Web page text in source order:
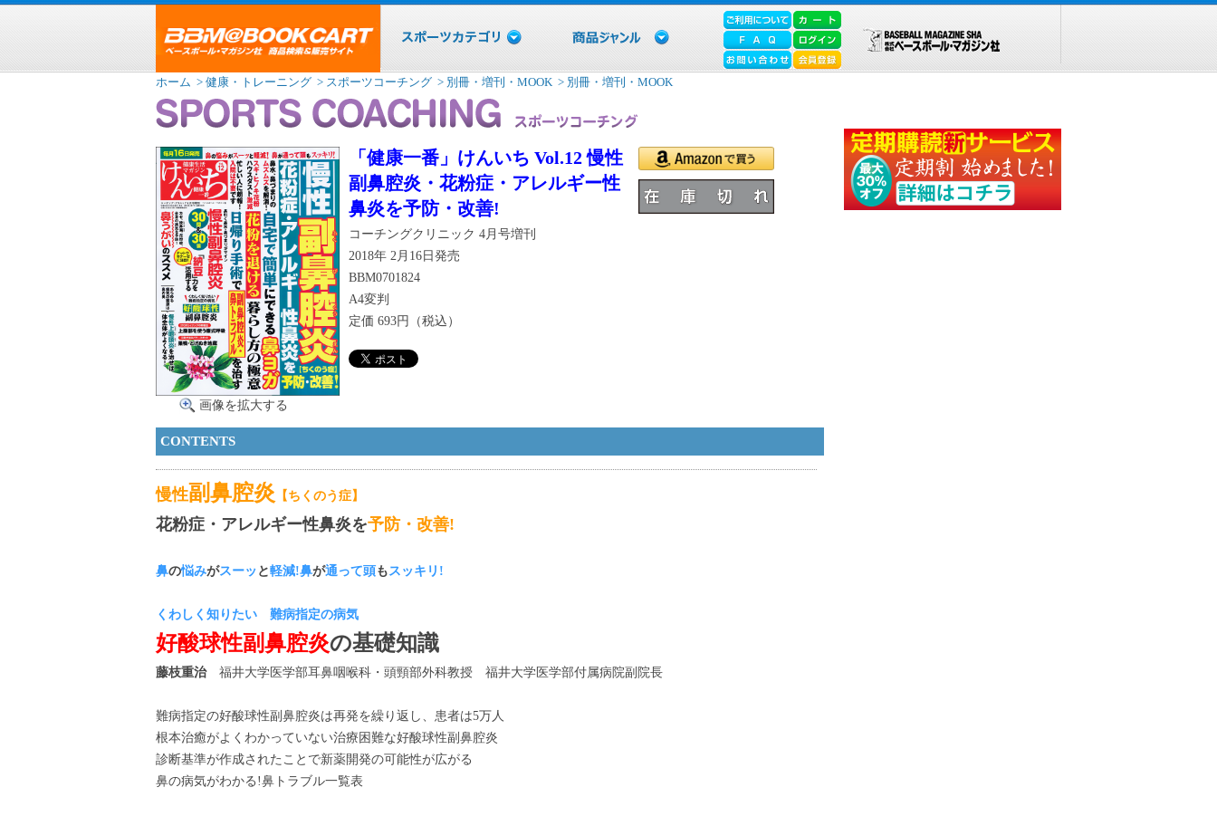
ホーム > 健康・トレーニング > スポーツコーチング > 別冊・増刊・MOOK > 別冊・増刊・MOOK
画像を拡大する
「健康一番」けんいち Vol.12 慢性
副鼻腔炎・花粉症・アレルギー性
鼻炎を予防・改善!
コーチングクリニック 4月号増刊
2018年 2月16日発売
BBM0701824
A4変判
定価 693円（税込）
CONTENTS
慢性副鼻腔炎 【ちくのう症】
花粉症・アレルギー性鼻炎を予防・改善!
鼻の悩みがスーッと軽減!鼻が通って頭もスッキリ!
くわしく知りたい 難病指定の病気
好酸球性副鼻腔炎の基礎知識
藤枝重治福井大学医学部耳鼻咽喉科・頭頸部外科教授 福井大学医学部付属病院副院長
難病指定の好酸球性副鼻腔炎は再発を繰り返し、患者は5万人
根本治癒がよくわかっていない治療困難な好酸球性副鼻腔炎
診断基準が作成されたことで新薬開発の可能性が広がる
鼻の病気がわかる!鼻トラブル一覧表